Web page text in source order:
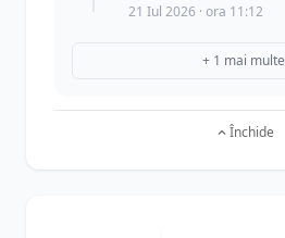
21 Iul 2026 · ora 11:12
+ 1 mai multe
Închide